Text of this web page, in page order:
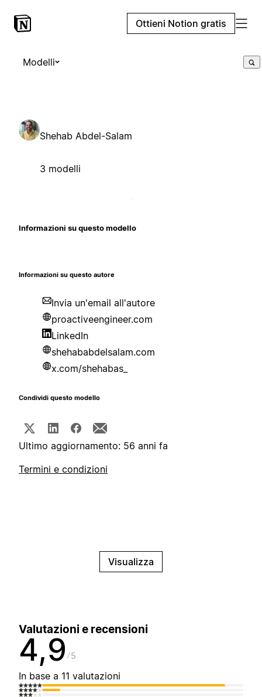
Ottieni Notion gratis
Modelli
Shehab Abdel-Salam
3 modelli
Informazioni su questo modello
Informazioni su questo autore
Invia un'email all'autore
proactiveengineer.com
LinkedIn
shehababdelsalam.com
x.com/shehabas_
Condividi questo modello
Ultimo aggiornamento: 56 anni fa
Termini e condizioni
Visualizza
Valutazioni e recensioni
4,9 5
In base a 11 valutazioni